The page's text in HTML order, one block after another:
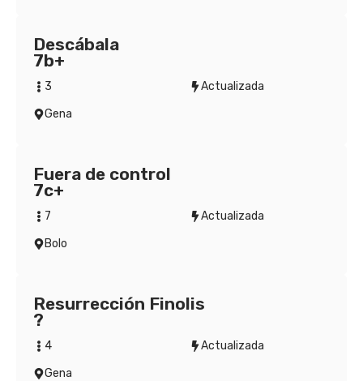
Descábala
7b+
3
Actualizada
Gena
Fuera de control
7c+
7
Actualizada
Bolo
Resurrección Finolis
?
4
Actualizada
Gena